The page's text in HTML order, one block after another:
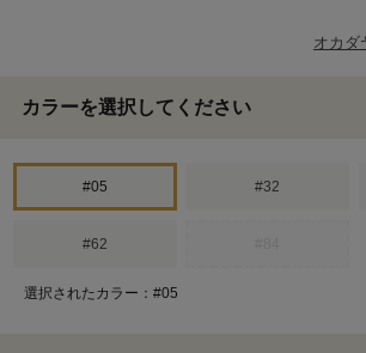
オカダ
カラーを選択してください
#05 #32
#62
選択されたカラー：#05